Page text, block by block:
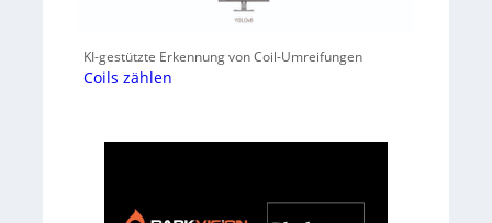
KI-gestützte Erkennung von Coil-Umreifungen
Coils zählen